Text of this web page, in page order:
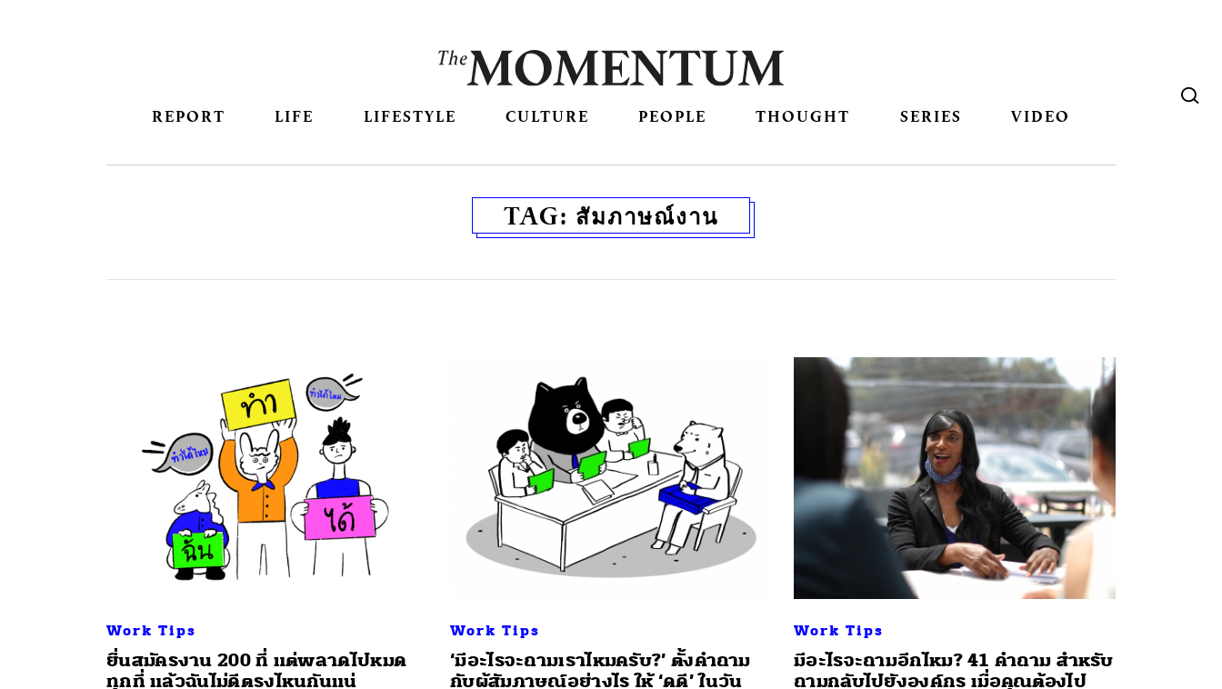
REPORT LIFE LIFESTYLE CULTURE PEOPLE THOUGHT SERIES VIDEO
TAG: สัมภาษณ์งาน
Work Tips
ยื่นสมัครงาน 200 ที่ แต่พลาดไปหมด
ทุกที่ แล้วฉันไม่ดีตรงไหนกันแน่
Work Tips
‘มีอะไรจะถามเราไหมครับ?’ ตั้งคำถาม
กับผู้สัมภาษณ์อย่างไร ให้ ‘ดูดี’ ในวัน
Work Tips
มีอะไรจะถามอีกไหม? 41 คำถาม สำหรับ
ถามกลับไปยังองค์กร เมื่อคุณต้องไป